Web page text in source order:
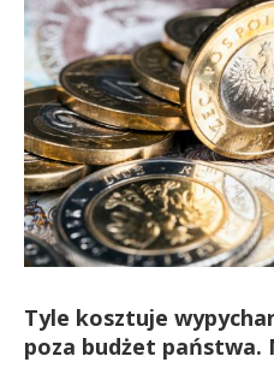
Tyle kosztuje
poza budżet państwa.